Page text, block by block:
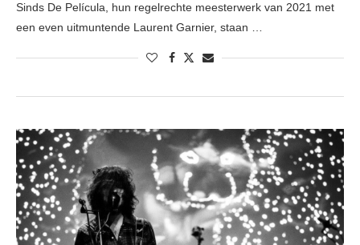
Sinds De Película, hun regelrechte meesterwerk van 2021 met
een even uitmuntende Laurent Garnier, staan …